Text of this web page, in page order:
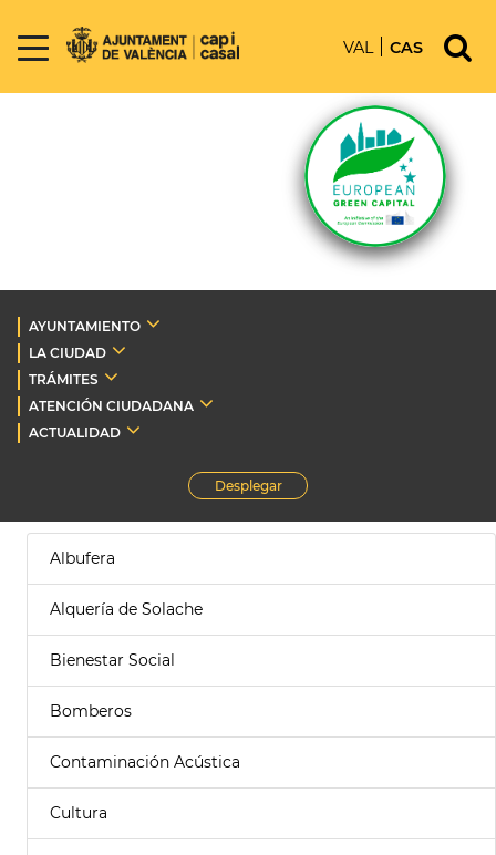
VAL CAS
AYUNTAMIENTO
LA CIUDAD
TRÁMITES
ATENCIÓN CIUDADANA
ACTUALIDAD
Desplegar
Albufera
Alquería de Solache
Bienestar Social
Bomberos
Contaminación Acústica
Cultura